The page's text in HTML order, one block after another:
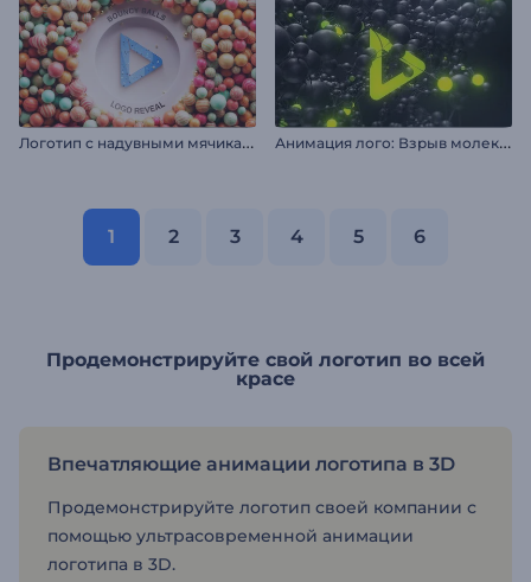
Л
оготип с надувными мячиками А
нимация лого: Взрыв молекул
1 2 3 4 5 6
Продемонстрируйте свой логотип во всей
красе
Впечатляющие анимации логотипа в 3D
Продемонстрируйте логотип своей компании с
помощью ультрасовременной анимации
логотипа в 3D.